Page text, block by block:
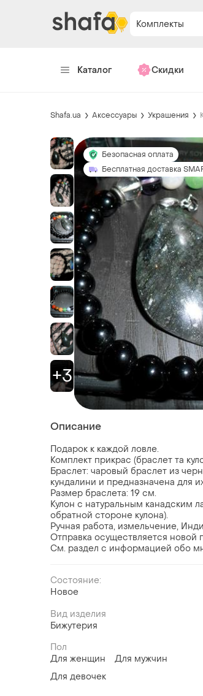
Комплекты
Каталог Скидки
Shafa.ua Аксессуары Украшения
+3
Безопасная оплата
Бесплатная доставка
Описание
Подарок к каждой ловле.
Комплект прикрас (браслет та
Браслет: чаровый браслет из
кундалини и предназначена для
Размер браслета: 19 см.
Кулон с натуральным канадским
обратной стороне кулона).
Ручная работа, измельчение,
Отправка осуществляется новой
См. раздел с информацией обо
Состояние:
Новое
Вид изделия
Бижутерия
Пол
Для женщин
Для мужчин
Для девочек